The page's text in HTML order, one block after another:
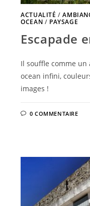
ACTUALITÉ /
OCEAN / PAYSAGE
Escapade
Il souffle comme un
ocean infini,
images !
0 COMMENTAIRE